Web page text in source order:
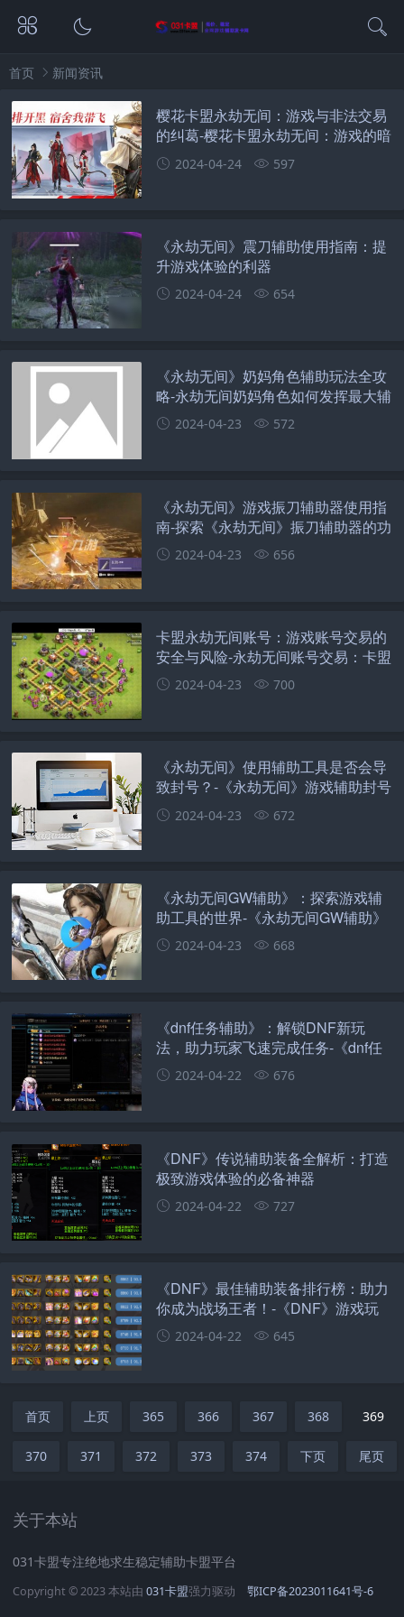
首页 新闻资讯
樱花卡盟永劫无间：游戏与非法交易
的纠葛-樱花卡盟永劫无间：游戏的暗
影面2024-04-24 597
《永劫无间》震刀辅助使用指南：提
升游戏体验的利器
2024-04-24 654
《永劫无间》奶妈角色辅助玩法全攻
略-永劫无间奶妈角色如何发挥最大辅
助效果2024-04-23 572
《永劫无间》游戏振刀辅助器使用指
南-探索《永劫无间》振刀辅助器的功
能与优势
2024-04-23 656
卡盟永劫无间账号：游戏账号交易的
安全与风险-永劫无间账号交易：卡盟
平台的安全保障措施
2024-04-23 700
《永劫无间》使用辅助工具是否会导
致封号？-《永劫无间》游戏辅助封号
机制深度解析
2024-04-23 672
《永劫无间GW辅助》：探索游戏辅
助工具的世界-《永劫无间GW辅助》
深度解析：功能、使用与影响
2024-04-23 668
《dnf任务辅助》：解锁DNF新玩
法，助力玩家飞速完成任务-《dnf任
务辅助》全面解析：一款不可错过的
DNF玩家必备工具
2024-04-22 676
《DNF》传说辅助装备全解析：打造
极致游戏体验的必备神器
2024-04-22 727
《DNF》最佳辅助装备排行榜：助力
你成为战场王者！-《DNF》游戏玩
家必备：最新辅助装备推荐与排行
2024-04-22 645
首页 上页 365 366 367 368 369
370 371 372 373 374 下页 尾页
关于本站
031卡盟专注绝地求生稳定辅助卡盟平台
Copyright © 2023 本站由 031卡盟强力驱动 鄂ICP备2023011641号-6